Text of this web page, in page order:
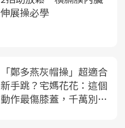
伸展操必學
「鄭多燕灰帽操」超適合
新手跳？宅媽花花：這個
動作最傷膝蓋，千萬別